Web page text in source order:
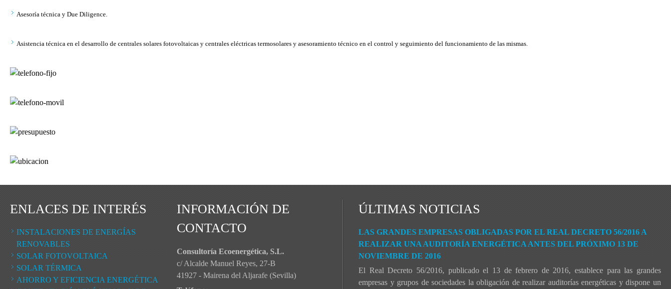
Asesoría técnica y Due Diligence.
Asistencia técnica en el desarrollo de centrales solares fotovoltaicas y centrales eléctricas termosolares y asesoramiento técnico en el control y seguimiento del funcionamiento de las mismas.
ENLACES DE INTERÉS
INSTALACIONES DE ENERGÍAS
RENOVABLES
SOLAR FOTOVOLTAICA
SOLAR TÉRMICA
AHORRO Y EFICIENCIA ENERGÉTICA
INFORMACIÓN DE
CONTACTO
Consultoría Ecoenergética, S.L.
c/ Alcalde Manuel Reyes, 27-B
41927 - Mairena del Aljarafe (Sevilla)
ÚLTIMAS NOTICIAS
LAS GRANDES EMPRESAS OBLIGADAS POR EL REAL DECRETO 56/2016 A
REALIZAR UNA AUDITORÍA ENERGÉTICA ANTES DEL PRÓXIMO 13 DE
NOVIEMBRE DE 2016
El Real Decreto 56/2016, publicado el 13 de febrero de 2016, establece para las grandes
empresas y grupos de sociedades la obligación de realizar auditorías energéticas y dispone un